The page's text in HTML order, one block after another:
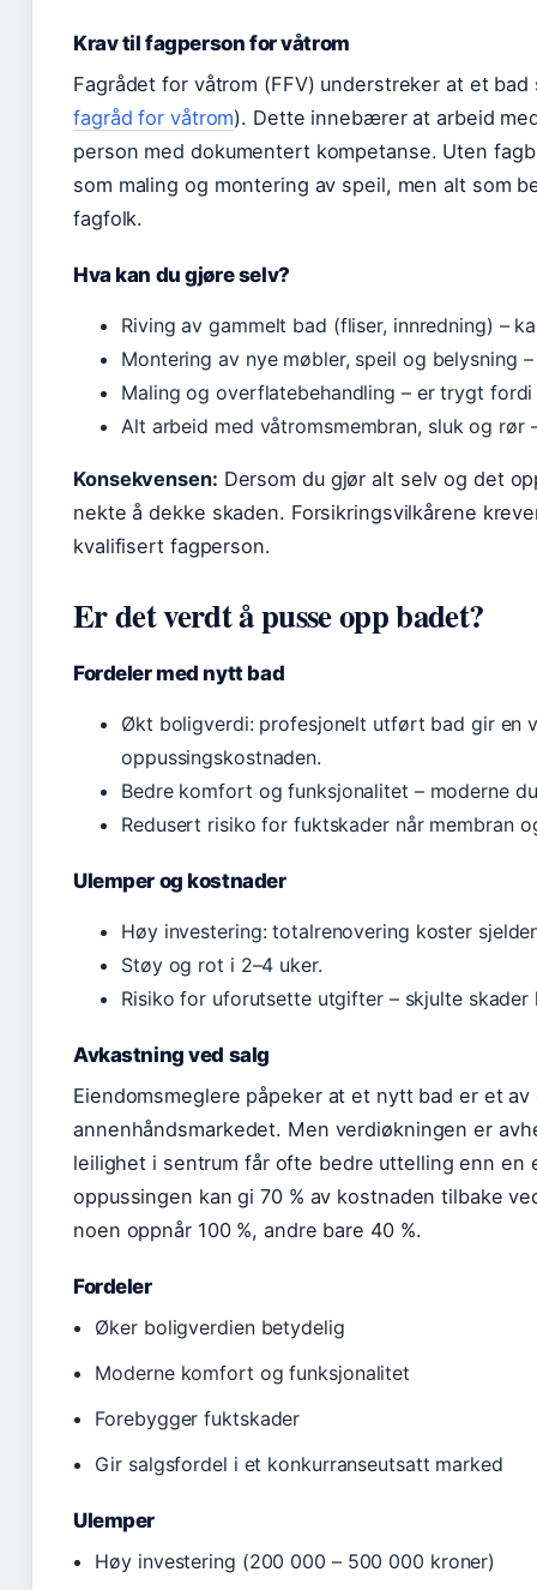
Krav til fagperson for våtrom
Fagrådet for våtrom (FFV) understreker at et
fagråd for våtrom). Dette innebærer at arbeid
person med dokumentert kompetanse. Uten
som maling og montering av speil, men alt som
fagfolk.
Hva kan du gjøre selv?
Riving av gammelt bad (fliser, innredning) –
Montering av nye møbler, speil og belysning
Maling og overflatebehandling – er trygt
Alt arbeid med våtromsmembran, sluk og rør
Konsekvensen: Dersom du gjør alt selv og det
nekte å dekke skaden. Forsikringsvilkårene
kvalifisert fagperson.
Er det verdt å pusse opp badet?
Fordeler med nytt bad
Økt boligverdi: profesjonelt utført bad gir en
oppussingskostnaden.
Bedre komfort og funksjonalitet – moderne
Redusert risiko for fuktskader når membran
Ulemper og kostnader
Høy investering: totalrenovering koster
Støy og rot i 2–4 uker.
Risiko for uforutsette utgifter – skjulte
Avkastning ved salg
Eiendomsmeglere påpeker at et nytt bad er et
annenhåndsmarkedet. Men verdiøkningen er
leilighet i sentrum får ofte bedre uttelling enn en
oppussingen kan gi 70 % av kostnaden tilbake
noen oppnår 100 %, andre bare 40 %.
Fordeler
Øker boligverdien betydelig
Moderne komfort og funksjonalitet
Forebygger fuktskader
Gir salgsfordel i et konkurranseutsatt marked
Ulemper
Høy investering (200 000 – 500 000 kroner)